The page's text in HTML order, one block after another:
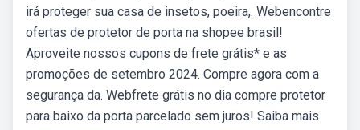
irá proteger sua casa de insetos, poeira,. Webencontre
ofertas de protetor de porta na shopee brasil!
Aproveite nossos cupons de frete grátis* e as
promoções de setembro 2024. Compre agora com a
segurança da. Webfrete grátis no dia compre protetor
para baixo da porta parcelado sem juros! Saiba mais